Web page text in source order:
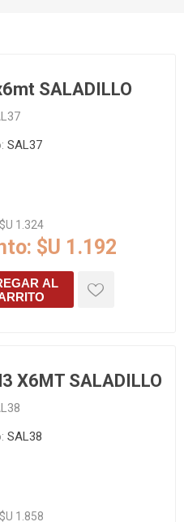
SALADILLO
SAL37
$U 1.324
$U 1.192
AL
X6MT SALADILLO
SAL38
$U 1.858